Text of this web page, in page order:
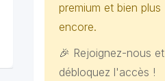
premium et bien plus
encore.
🎉 Rejoignez-nous et
débloquez l'accès !